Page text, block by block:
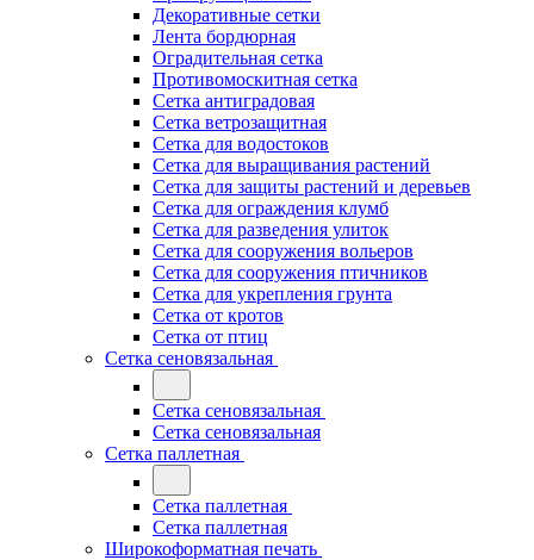
Декоративные сетки
Лента бордюрная
Оградительная сетка
Противомоскитная сетка
Сетка антиградовая
Сетка ветрозащитная
Сетка для водостоков
Сетка для выращивания растений
Сетка для защиты растений и деревьев
Сетка для ограждения клумб
Сетка для разведения улиток
Сетка для сооружения вольеров
Сетка для сооружения птичников
Сетка для укрепления грунта
Сетка от кротов
Сетка от птиц
Сетка сеновязальная
Сетка сеновязальная
Сетка сеновязальная
Сетка паллетная
Сетка паллетная
Сетка паллетная
Широкоформатная печать